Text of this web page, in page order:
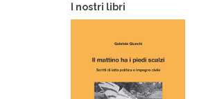
I nostri libri